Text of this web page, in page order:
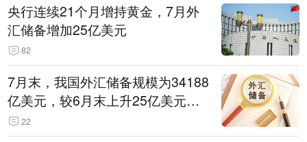
央行连续21个月增持黄金，7月外
汇储备增加25亿美元
82
7月末，我国外汇储备规模为34188
亿美元，较6月末上升25亿美元，
升幅为0.07%
22